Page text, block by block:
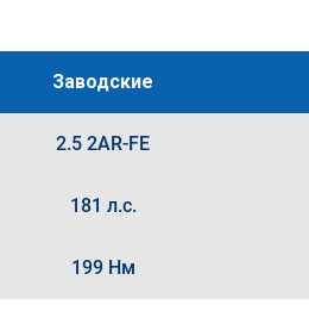
Заводские
2.5 2AR-FE
181 л.с.
199 Нм